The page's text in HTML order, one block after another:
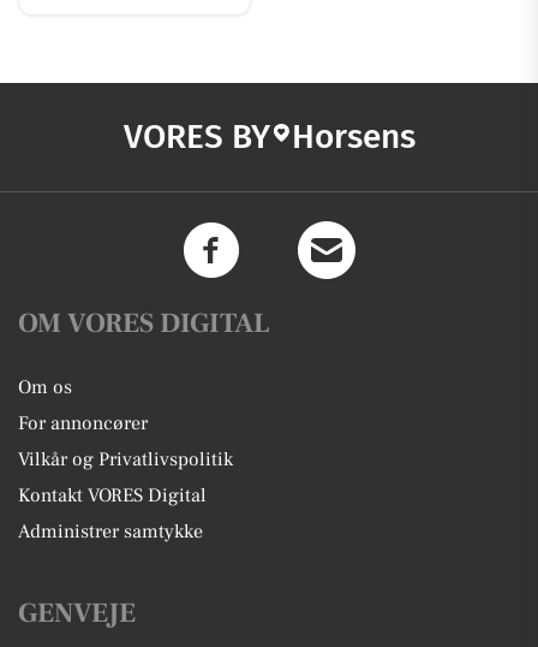
VORES BY Horsens
OM VORES DIGITAL
Om os
For annoncører
Vilkår og Privatlivspolitik
Kontakt VORES Digital
Administrer samtykke
GENVEJE